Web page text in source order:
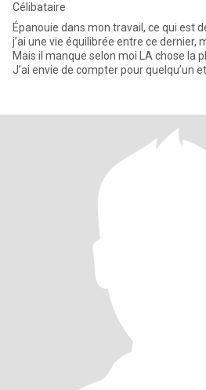
Célibataire
Épanouie dans mon travail, ce qui est
j’ai une vie équilibrée entre ce dernier,
Mais il manque selon moi LA chose la
J’ai envie de compter pour quelqu’un